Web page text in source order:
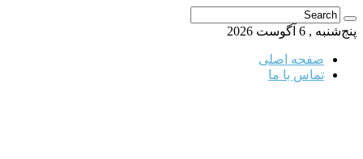
پنج‌شنبه , 6 آگوست 2026
صفحه اصلی
تماس با ما